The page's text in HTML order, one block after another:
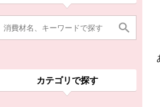
カテゴリで探す